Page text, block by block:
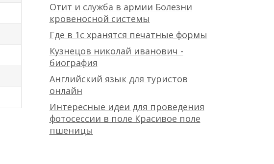
Отит и служба в армии Болезни
кровеносной системы
Где в 1с хранятся печатные формы
Кузнецов николай иванович -
биография
Английский язык для туристов
онлайн
Интересные идеи для проведения
фотосессии в поле Красивое поле
пшеницы